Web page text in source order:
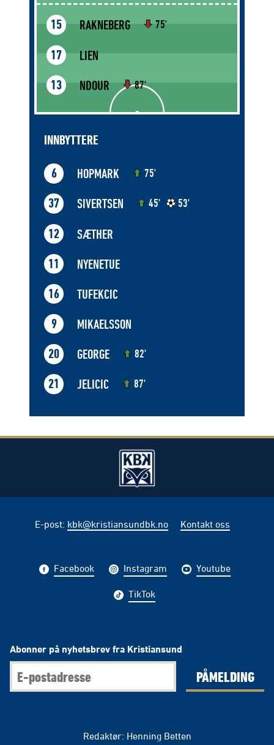
15 RAKNEBERG 75'
17 LIEN
13 NDOUR 87'
INNBYTTERE
6 HOPMARK 75'
37 SIVERTSEN 45' 53'
12 SÆTHER
11 NYENETUE
16 TUFEKCIC
9 MIKAELSSON
20 GEORGE 82'
21 JELICIC 87'
E-post: kbk@kristiansundbk.no Kontakt oss
Facebook Instagram Youtube
TikTok
Abonner på nyhetsbrev fra Kristiansund
PÅMELDING
Redaktør: Henning Betten